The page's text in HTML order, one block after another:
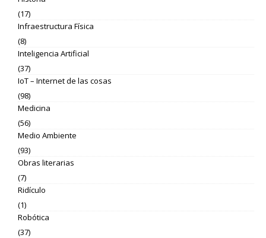
(17)
Infraestructura Física
(8)
Inteligencia Artificial
(37)
IoT – Internet de las cosas
(98)
Medicina
(56)
Medio Ambiente
(93)
Obras literarias
(7)
Ridículo
(1)
Robótica
(37)